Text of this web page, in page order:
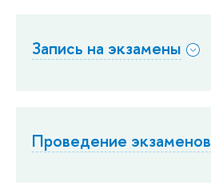
Запись на экзамены
Проведение экзаменов